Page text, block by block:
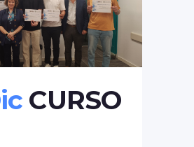
CURSO